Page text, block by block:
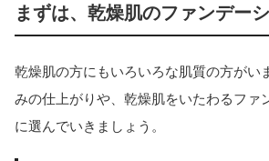
まずは、乾燥肌のファンデー
乾燥肌の方にもいろいろな肌質の方がい
みの仕上がりや、乾燥肌をいたわるファ
に選んでいきましょう。